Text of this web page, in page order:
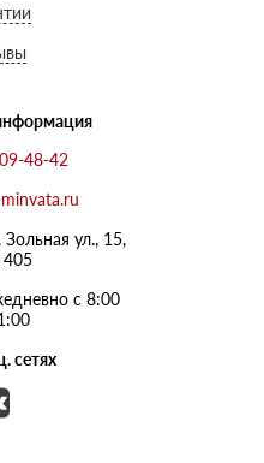
48-42
ул., 15,
с 8:00
сетях